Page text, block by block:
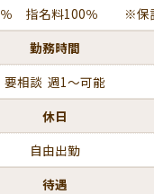
％ 指名料100％ ※保証
勤務時間
要相談 週1～可能
休日
自由出勤
待遇